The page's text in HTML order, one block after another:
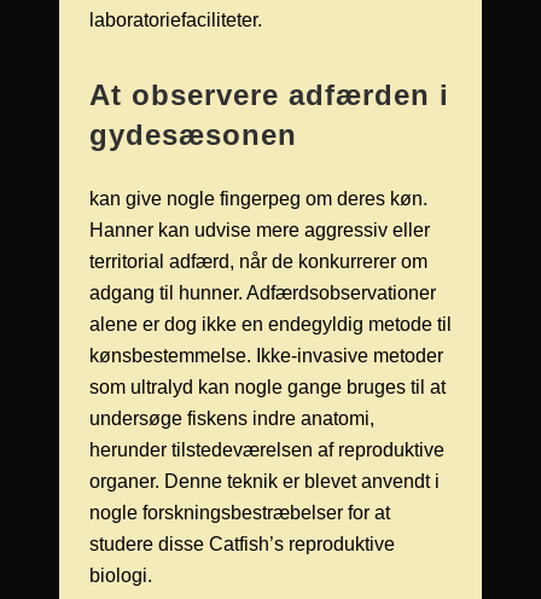
laboratoriefaciliteter.
At observere adfærden i
gydesæsonen
kan give nogle fingerpeg om deres køn.
Hanner kan udvise mere aggressiv eller
territorial adfærd, når de konkurrerer om
adgang til hunner. Adfærdsobservationer
alene er dog ikke en endegyldig metode til
kønsbestemmelse. Ikke-invasive metoder
som ultralyd kan nogle gange bruges til at
undersøge fiskens indre anatomi,
herunder tilstedeværelsen af reproduktive
organer. Denne teknik er blevet anvendt i
nogle forskningsbestræbelser for at
studere disse Catfish’s reproduktive
biologi.